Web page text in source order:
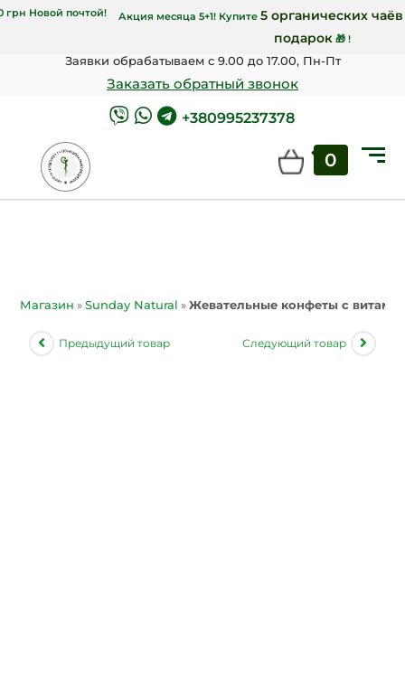
Укрпочтой и от 7000 грн Новой почтой! Акция месяца 5+1! Купите5
Заявки обрабатываем с 9.00 до 17.00, Пн-Пт
Заказать обратный звонок
+380995237378
0
Магазин »Sunday Natural »Жевательные конфеты с
Предыдущий товар Следующий товар